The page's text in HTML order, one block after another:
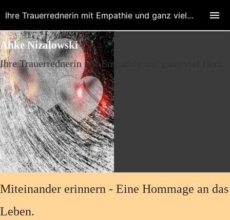
Anke Nizalowski
Ihre Trauerrednerin mit Empathie und ganz viel Herz.
Miteinander erinnern - Eine Hommage an das
Leben.
Ihre Trauerrednerin mit Empathie und ganz viel Herz.